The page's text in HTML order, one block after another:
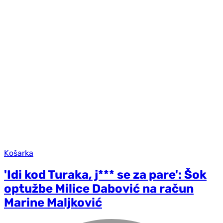
Košarka
'Idi kod Turaka, j*** se za pare': Šok
optužbe Milice Dabović na račun
Marine Maljković